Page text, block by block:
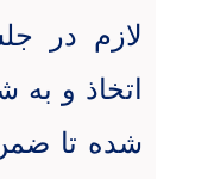
لازم در
اتخاذ و
شده تا ضمن